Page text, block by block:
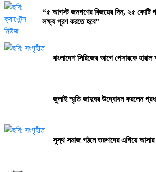
“৫ আগস্ট জনগণের বিজয়ের দিন, ২৫ কোটি
লক্ষ্য পূরণ করতে হবে”
বাংলাদেশ সিরিজের আগে পেসারকে হারাল
জুলাই স্মৃতি জাদুঘর উদ্বোধন করলেন
সুস্থ সমাজ গঠনে তরুণদের এগিয়ে